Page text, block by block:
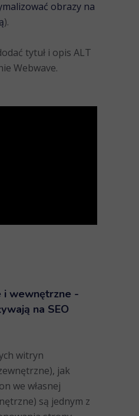
obrazy na
).
tytuł i opis ALT
Webwave.
i wewnętrzne -
na SEO
witryn
jak
we własnej
są jednym z